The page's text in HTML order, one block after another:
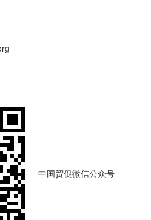
中国贸促微信公众号